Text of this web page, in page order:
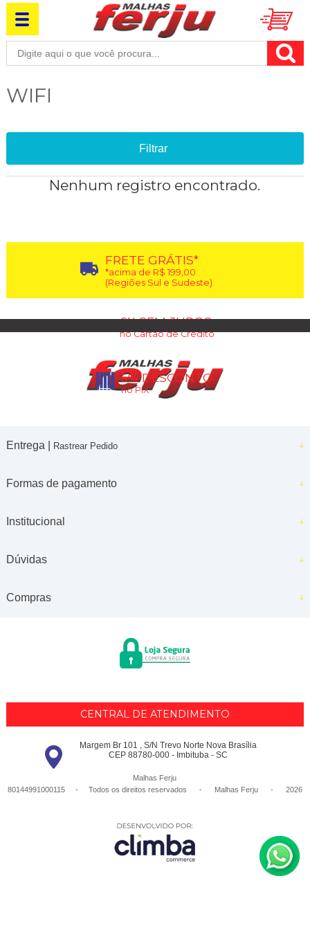
WIFI
Filtrar
Nenhum registro encontrado.
FRETE GRÁTIS*
*acima de R$ 199,00
(Regiões Sul e Sudeste)
6X SEM JUROS
no Cartão de Crédito
5% DESCONTO
no PIX
Entrega | Rastrear Pedido
Formas de pagamento
Institucional
Dúvidas
Compras
CENTRAL DE ATENDIMENTO
Margem Br 101 , S/N Trevo Norte Nova Brasília
CEP 88780-000 - Imbituba - SC
Malhas Ferju
80144991000115 - Todos os direitos reservados
- Malhas Ferju - 2026